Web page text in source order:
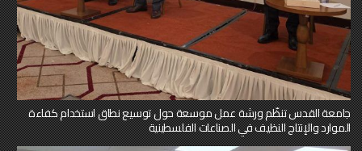
جامعة القدس تنظّم ورشة عمل موسعة حول توسيع نطاق استخدام كفاءة
الموارد والإنتاج النظيف في الصناعات الفلسطينية